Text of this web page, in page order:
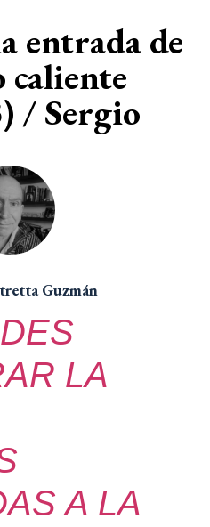
entrada de
/ Sergio
Guzmán
LA
A LA